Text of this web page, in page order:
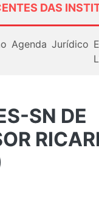
DAS
Agenda Jurídico
SN DE